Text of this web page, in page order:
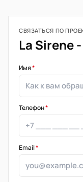
СВЯЗАТЬСЯ ПО
La Sirene
Имя*
Телефон*
Email*